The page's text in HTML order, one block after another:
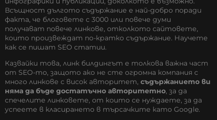
Всъщност дългото съдържание е най-добро поради
факта, че блоговете с 3000 или повече думи
получават повече линкове, отколкото сайтовете,
които произвеждат по-кратко съдържание. Научете
как се пишат SEO статии.
Казвайки това, линк билдингът е толкова важна част
от SEO-то, защото ако не сте огромна компания с
много линкове с висок авторитет, съдържанието ви
няма да бъде достатъчно авторитетно, за да
спечелите линковете, от които се нуждаете, за да
успеете в класирането в търсачките като Google.